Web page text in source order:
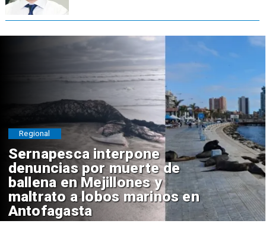
Sernapesca interpone
denuncias por muerte de
ballena en Mejillones y
maltrato a lobos marinos en
Antofagasta
Regional